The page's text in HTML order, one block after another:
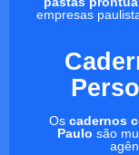
empresas
Os cadernos
Paulo são